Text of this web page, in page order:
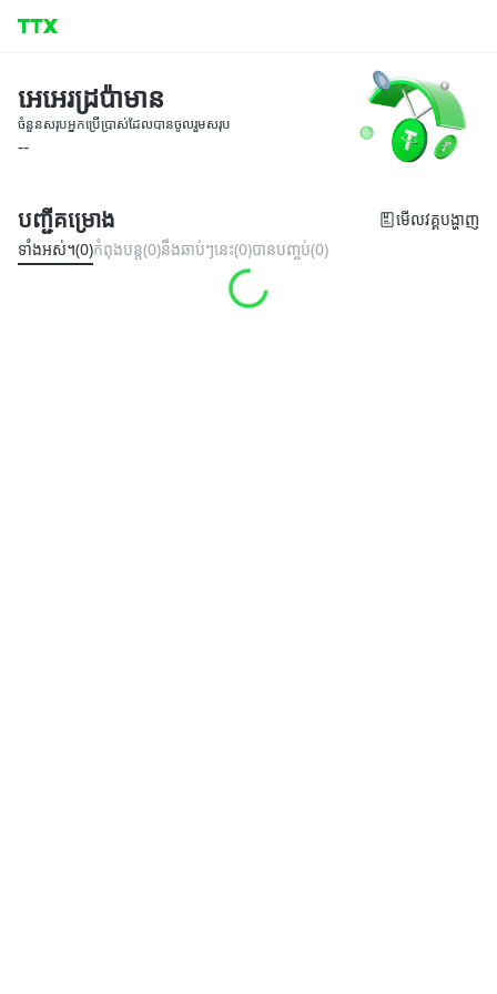
អេអេរដ្រប៉ាមាន
ចំនួនសរុបអ្នកប្រើប្រាស់ដែលបានចូលរួមសរុប
--
បញ្ជីគម្រោង
មើលវគ្គបង្ហាញ
ទាំងអស់។(0)កំពុងបន្ត(0)នឹងឆាប់ៗនេះ(0)បានបញ្ចប់(0)